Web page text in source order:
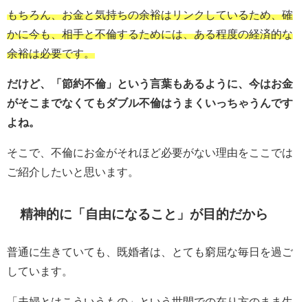
もちろん、お金と気持ちの余裕はリンクしているため、確
かに今も、相手と不倫するためには、ある程度の経済的な
余裕は必要です。
だけど、「節約不倫」という言葉もあるように、今はお金
がそこまでなくてもダブル不倫はうまくいっちゃうんです
よね。
そこで、不倫にお金がそれほど必要がない理由をここでは
ご紹介したいと思います。
精神的に「自由になること」が目的だから
普通に生きていても、既婚者は、とても窮屈な毎日を過ご
しています。